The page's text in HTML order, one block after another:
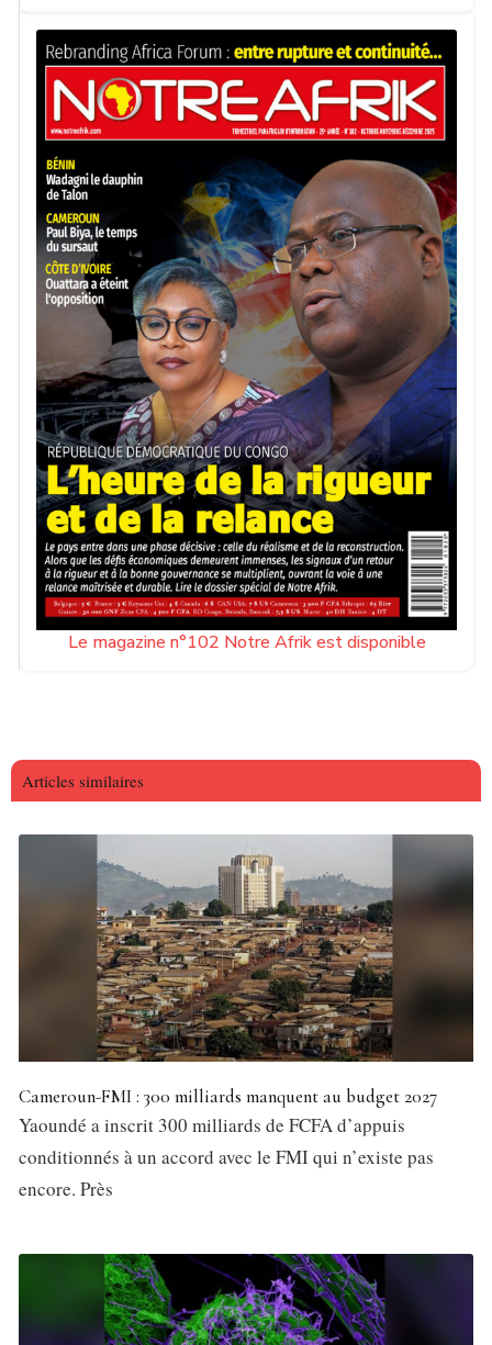
Le magazine n°102 Notre Afrik est disponible
Articles similaires
Cameroun-FMI : 300 milliards manquent au budget 2027
Yaoundé a inscrit 300 milliards de FCFA d’appuis
conditionnés à un accord avec le FMI qui n’existe pas
encore. Près